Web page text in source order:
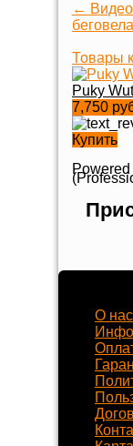
←
Товары
Puky
7,750
Купить
Наш
О нас